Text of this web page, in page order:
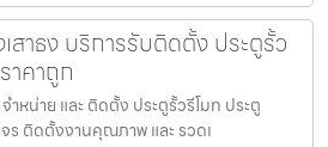
สาธง บริการรับติดตั้ง ประตูรั้ว
าคาถูก
ำหน่าย และ ติดตั้ง ประตูรั้วรีโมท ประตู
ติดตั้งงานคุณภาพ และ รวดเ